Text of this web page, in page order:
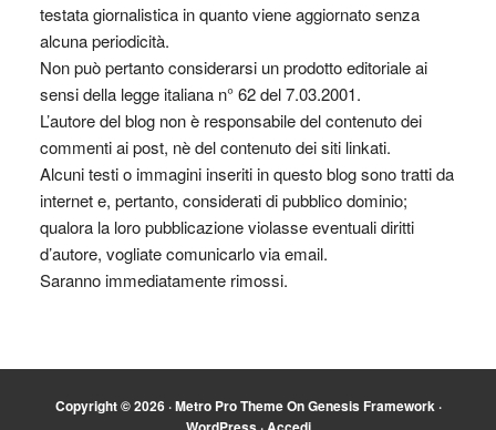
testata giornalistica in quanto viene aggiornato senza
alcuna periodicità.
Non può pertanto considerarsi un prodotto editoriale ai
sensi della legge italiana n° 62 del 7.03.2001.
L’autore del blog non è responsabile del contenuto dei
commenti ai post, nè del contenuto dei siti linkati.
Alcuni testi o immagini inseriti in questo blog sono tratti da
internet e, pertanto, considerati di pubblico dominio;
qualora la loro pubblicazione violasse eventuali diritti
d’autore, vogliate comunicarlo via email.
Saranno immediatamente rimossi.
Copyright © 2026 ·Metro Pro ThemeOnGenesis Framework·